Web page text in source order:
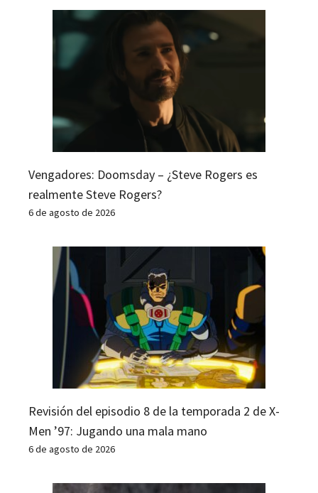
Vengadores: Doomsday – ¿Steve Rogers es
realmente Steve Rogers?
6 de agosto de 2026
Revisión del episodio 8 de la temporada 2 de X-
Men ’97: Jugando una mala mano
6 de agosto de 2026